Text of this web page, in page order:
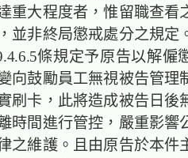
重大程度者，惟留職查看
並非終局懲戒處分之規定
條規定予原告以解僱
向鼓勵員工無視被告管理
刷卡，此將造成被告日後
時間進行管控，嚴重影響
之維護。且由原告於本件